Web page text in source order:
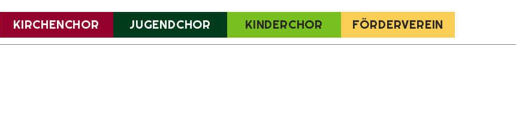
KIRCHENCHOR JUGENDCHOR KINDERCHOR FÖRDERVEREIN